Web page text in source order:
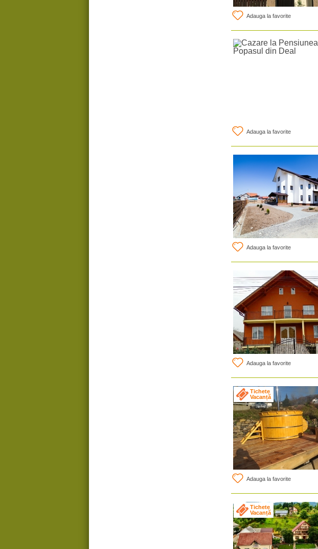
Adauga la favorite
Adauga la favorite
Adauga la favorite
Adauga la favorite
Tichete
Vacanță
Adauga la favorite
Tichete
Vacanță